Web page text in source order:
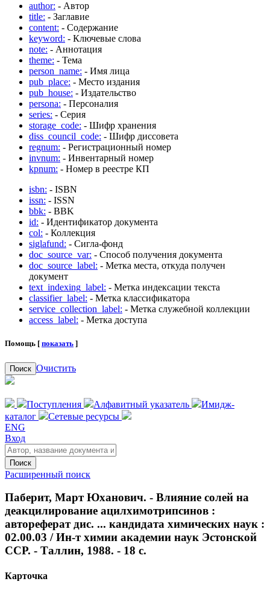
author: - Автор
title: - Заглавие
content: - Содержание
keyword: - Ключевые слова
note: - Аннотация
theme: - Тема
person_name: - Имя лица
pub_place: - Место издания
pub_house: - Издательство
persona: - Персоналия
series: - Серия
storage_code: - Шифр хранения
diss_council_code: - Шифр диссовета
regnum: - Регистрационный номер
invnum: - Инвентарный номер
kpnum: - Номер в реестре КП
isbn: - ISBN
issn: - ISSN
bbk: - BBK
id: - Идентификатор документа
col: - Коллекция
siglafund: - Сигла-фонд
doc_source_var: - Способ получения документа
doc_source_label: - Метка места, откуда получен
документ
text_indexing_label: - Метка индексации текста
classifier_label: - Метка классификатора
service_collection_label: - Метка служебной коллекции
access_label: - Метка доступа
Помощь [ показать ]
Поиск Очистить
Поступления Алфавитный указатель
Имидж-
каталог
Сетевые ресурсы
ENG
Вход
Поиск
Расширенный поиск
Паберит, Март Юханович. - Влияние солей на
деакцилирование ацилхимотрипсинов :
автореферат дис. ... кандидата химических наук :
02.00.03 / Ин-т химии академии наук Эстонской
ССР. - Таллин, 1988. - 18 с.
Карточка